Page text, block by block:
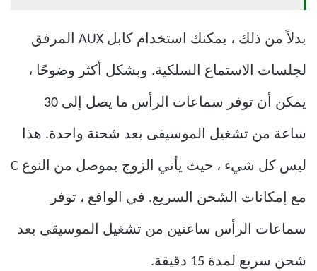
بدلاً من ذلك ، يمكنك استخدام كابل AUX المرفق
لجلسات الاستماع السلكية. وبشكل أكثر وضوحًا ،
يمكن أن توفر سماعات الرأس ما يصل إلى 30
ساعة من تشغيل الموسيقى بعد شحنة واحدة. هذا
ليس كل شيء ، حيث يأتي الزوج بموصل من النوع C
مع إمكانات الشحن السريع. في الواقع ، توفر
سماعات الرأس ساعتين من تشغيل الموسيقى بعد
شحن سريع لمدة 15 دقيقة.